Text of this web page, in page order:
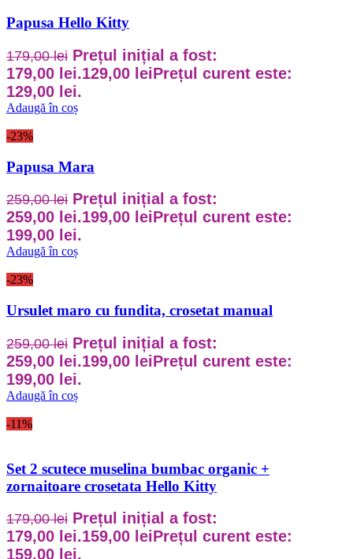
Papusa Hello Kitty
179,00lei Prețul inițial a fost:
179,00 lei.129,00 leiPrețul curent este:
129,00 lei.
Adaugă în coș
-23%
Papusa Mara
259,00lei Prețul inițial a fost:
259,00 lei.199,00 leiPrețul curent este:
199,00 lei.
Adaugă în coș
-23%
Ursulet maro cu fundita, crosetat manual
259,00lei Prețul inițial a fost:
259,00 lei.199,00 leiPrețul curent este:
199,00 lei.
Adaugă în coș
-11%
Set 2 scutece muselina bumbac organic +
zornaitoare crosetata Hello Kitty
179,00lei Prețul inițial a fost:
179,00 lei.159,00 leiPrețul curent este:
159,00 lei.